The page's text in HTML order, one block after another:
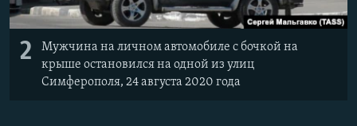
2
Мужчина на личном автомобиле с бочкой на
крыше остановился на одной из улиц
Симферополя, 24 августа 2020 года